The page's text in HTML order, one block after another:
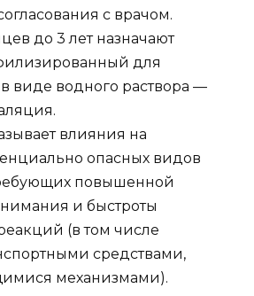
с врачом.
до 3 лет назначают
для
в виде водного раствора —
влияния на
опасных видов
повышенной
и быстроты
(в том числе
средствами,
механизмами).